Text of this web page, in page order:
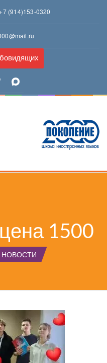
(914)153-0320
1500
НОВОСТИ